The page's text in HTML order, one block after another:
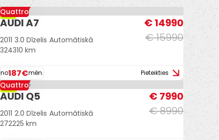
-6%
Quattro
AUDI A7
€ 15990
€ 14990
2011 3.0 Dīzelis Automātiskā
324310 km
no187€mēn. Pieteikties
-11%
Quattro
AUDI Q5
€ 8990
€ 7990
2011 2.0 Dīzelis Automātiskā
272225 km